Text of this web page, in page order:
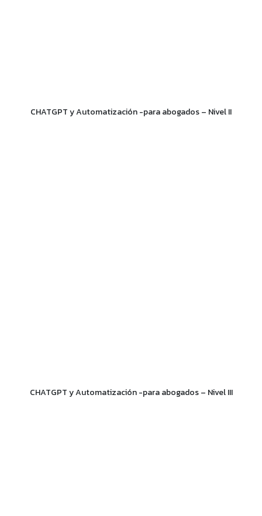
CHATGPT y Automatización -para abogados – Nivel II
CHATGPT y Automatización -para abogados – Nivel III